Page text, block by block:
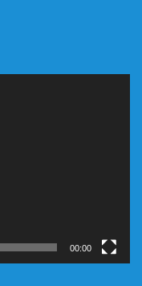
00:00